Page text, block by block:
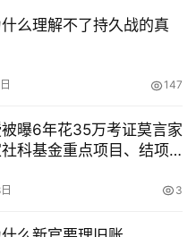
么理解不了持久战的真
147
曝6年花35万考证莫言家
科基金重点项目、结项
3